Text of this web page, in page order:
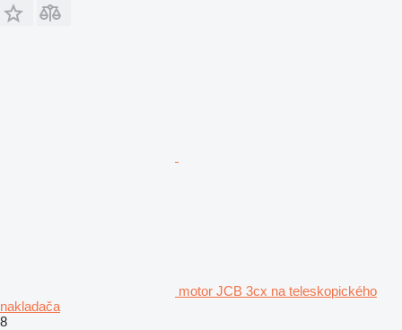
motor JCB 3cx na teleskopického
nakladača
8